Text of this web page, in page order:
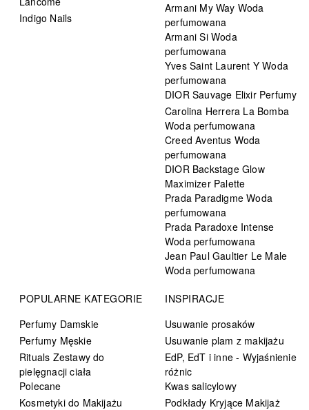
Indigo Nails
Armani My Way Woda
perfumowana
Armani Si Woda
perfumowana
Yves Saint Laurent Y Woda
perfumowana
DIOR Sauvage Elixir Perfumy
Carolina Herrera La Bomba
Woda perfumowana
Creed Aventus Woda
perfumowana
DIOR Backstage Glow
Maximizer Palette
Prada Paradigme Woda
perfumowana
Prada Paradoxe Intense
Woda perfumowana
Jean Paul Gaultier Le Male
Woda perfumowana
POPULARNE KATEGORIE
Perfumy Damskie
Perfumy Męskie
Rituals Zestawy do
pielęgnacji ciała
Polecane
Kosmetyki do Makijażu
INSPIRACJE
Usuwanie prosaków
Usuwanie plam z makijażu
EdP, EdT i inne - Wyjaśnienie
różnic
Kwas salicylowy
Podkłady Kryjące Makijaż